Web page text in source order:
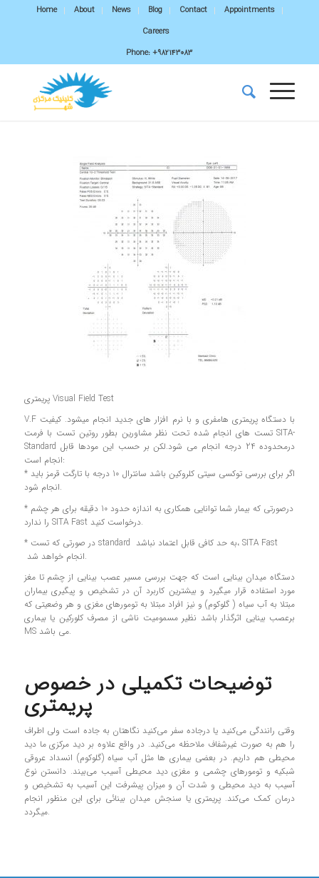
Home About News Blog Contact
Appointments
Careers
Phone:+982143083
پریمتری Visual Field Test
V.F با دستگاه پریمتری هامفری و با نرم افزار های جدید انجام میشود. کیفیت
تست های انجام شده تحت نظر مشاورین بطور روتین تست با فرمت SITA-
Standard درمحدوده 24 درجه انجام می شود.لکن بر حسب این مودها قابل
انجام است:
* اگر برای بررسی توکسی سیتی کلروکین باشد سانترال 10 درجه با تارگت قرمز باید
انجام شود.
* درصورتی که بیمار شما توانایی همکاری به اندازه حدود 10 دقیقه برای هر چشم
را ندارد SITA Fast درخواست کنید.
* در صورتی که تست standard به حد کافی قابل اعتماد نباشد، SITA Fast
انجام خواهد شد.
دستگاه میدان بینایی است که جهت بررسی مسیر عصب بینایی از چشم تا مغز
مورد استفاده قرار میگیرد و بیشترین کاربرد آن در تشخیص و پیگیری بیماران
مبتلا به آب سیاه ( گلوکوم) و نیز افراد مبتلا به تومورهای مغزی و هر وضعیتی که
برعصب بینایی اثرگذار باشد نظیر مسمومیت ناشی از مصرف کلورکین یا بیماری
MS می باشد.
توضیحات تکمیلی در خصوص
پریمتری
وقتی رانندگی می‌کنید یا درجاده سفر می‌کنید نگاهتان به جاده است ولی اطراف
را هم به صورت غیرشفاف ملاحظه می‌کنید. در واقع علاوه بر دید مرکزی ما دید
محیطی هم داریم. در بعضی بیماری ها مثل آب سیاه (گلوکوم) انسداد عروقی
شبکیه و تومورهای چشمی و مغزی دید محیطی آسیب می‌بیند. دانستن نوع
آسیب به دید محیطی و شدت آن و میزان پیشرفت این آسیب به تشخیص و
درمان کمک می‌کند. پریمتری یا سنجش میدان بینائی برای این منظور انجام
میگردد.